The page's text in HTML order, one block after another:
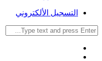
التسجيل الألكتروني